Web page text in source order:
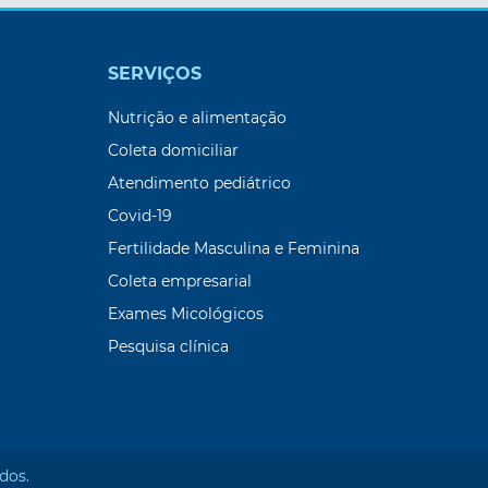
SERVIÇOS
Nutrição e alimentação
Coleta domiciliar
Atendimento pediátrico
Covid-19
Fertilidade Masculina e Feminina
Coleta empresarial
Exames Micológicos
Pesquisa clínica